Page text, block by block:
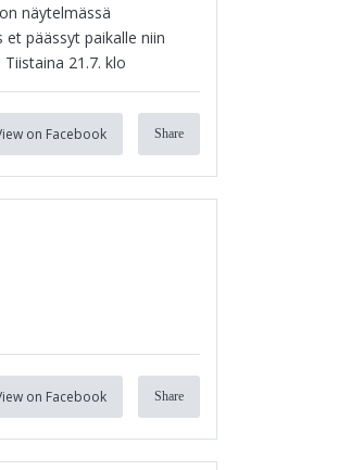
näytelmässä
päässyt paikalle niin
21.7. klo
on Facebook Share
on Facebook Share